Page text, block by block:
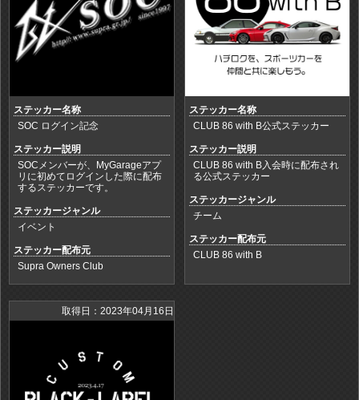
ステッカー名称
SOC ログイン記念
ステッカー説明
SOCメンバーが、MyGarageアプ
リに初めてログインした際に配布
するステッカーです。
ステッカージャンル
イベント
ステッカー配布元
Supra Owners Club
ステッカー名称
CLUB 86 with B公式ステッカー
ステッカー説明
CLUB 86 with B入会時に配布され
る公式ステッカー
ステッカージャンル
チーム
ステッカー配布元
CLUB 86 with B
取得日：2023年04月16日